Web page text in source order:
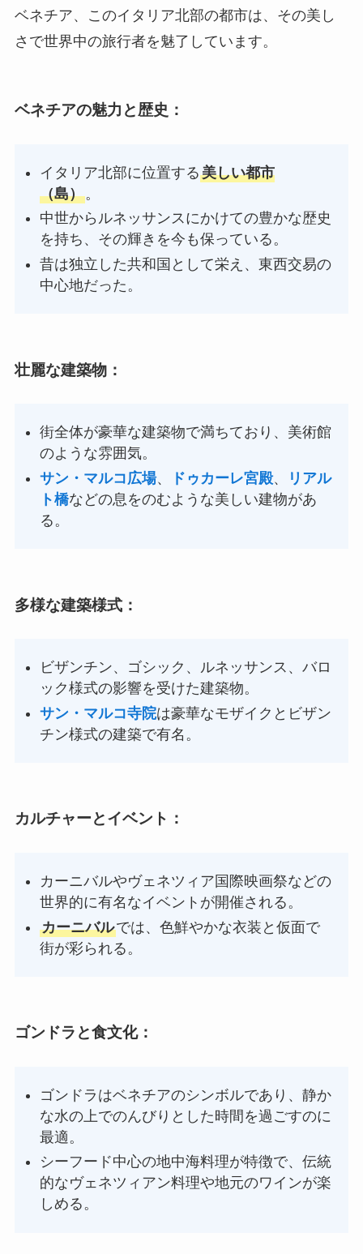
ベネチア、このイタリア北部の都市は、その美し
さで世界中の旅行者を魅了しています。
ベネチアの魅力と歴史 ：
イタリア北部に位置する美しい都市
（島）。
中世からルネッサンスにかけての豊かな歴史
を持ち、その輝きを今も保っている。
昔は独立した共和国として栄え、東西交易の
中心地だった。
壮麗な建築物：
街全体が豪華な建築物で満ちており、美術館
のような雰囲気。
サン・マルコ広場、 ドゥカーレ宮殿、
リアル
ト橋などの息をのむような美しい建物があ
る。
多様な建築様式：
ビザンチン、ゴシック、ルネッサンス、バロ
ック様式の影響を受けた建築物。
サン・マルコ寺院は豪華なモザイクとビザン
チン様式の建築で有名。
カルチャーとイベント ：
カーニバルやヴェネツィア国際映画祭などの
世界的に有名なイベントが開催される。
カーニバルでは、色鮮やかな衣装と仮面で
街が彩られる。
ゴンドラと食文化：
ゴンドラはベネチアのシンボルであり、静か
な水の上でのんびりとした時間を過ごすのに
最適。
シーフード中心の地中海料理が特徴で、伝統
的なヴェネツィアン料理や地元のワインが楽
しめる。